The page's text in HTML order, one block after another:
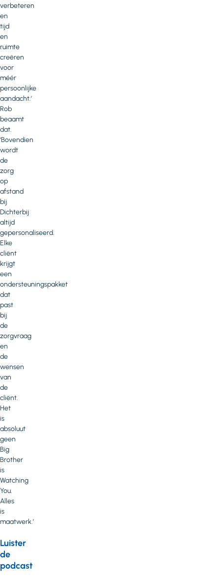
verbeteren
en
tijd
en
ruimte
creëren
voor
méér
persoonlijke
aandacht.’
Rob
beaamt
dat.
‘Bovendien
wordt
de
zorg
op
afstand
bij
Dichterbij
altijd
gepersonaliseerd.
Elke
cliënt
krijgt
een
ondersteuningspakket
dat
past
bij
de
zorgvraag
en
de
wensen
van
de
cliënt.
Het
is
absoluut
geen
Big
Brother
is
Watching
You.
Alles
is
maatwerk.’
Luister
de
podcast